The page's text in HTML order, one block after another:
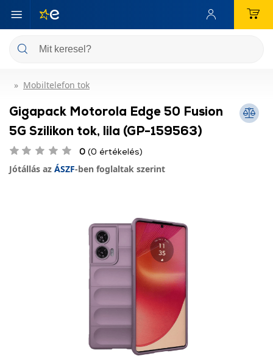
Mobiltelefon tok
Gigapack Motorola Edge 50 Fusion
5G Szilikon tok, lila (GP-159563)
0 (0 értékelés)
Jótállás az ÁSZF-ben foglaltak szerint